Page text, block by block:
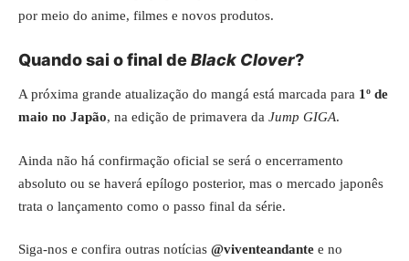
por meio do anime, filmes e novos produtos.
Quando sai o final deBlack Clover?
A próxima grande atualização do mangá está marcada para 1º de
maio no Japão, na edição de primavera da Jump GIGA.
Ainda não há confirmação oficial se será o encerramento
absoluto ou se haverá epílogo posterior, mas o mercado japonês
trata o lançamento como o passo final da série.
Siga-nos e confira outras notícias @viventeandante e no